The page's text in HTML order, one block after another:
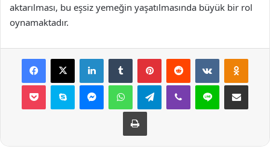
aktarılması, bu eşsiz yemeğin yaşatılmasında büyük bir rol
oynamaktadır.
Facebook
X LinkedInTumblr PinterestReddit VKontakte
Pocket Skype MessengerWhatsAppTelegramViber Line E-Posta ile
Yazdır